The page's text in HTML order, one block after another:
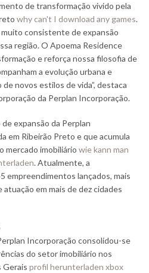
de transformação vivido pela
why can't I download any games.
consistente de expansão
região. O Apoema Residence
e reforça nossa filosofia de
a evolução urbana e
novos estilos de vida”, destaca
da Perplan Incorporação.
expansão da Perplan
em Ribeirão Preto e que acumula
mercado imobiliário wie kann man
. Atualmente, a
empreendimentos lançados, mais
em mais de dez cidades
Incorporação consolidou-se
do setor imobiliário nos
Gerais profil herunterladen xbox